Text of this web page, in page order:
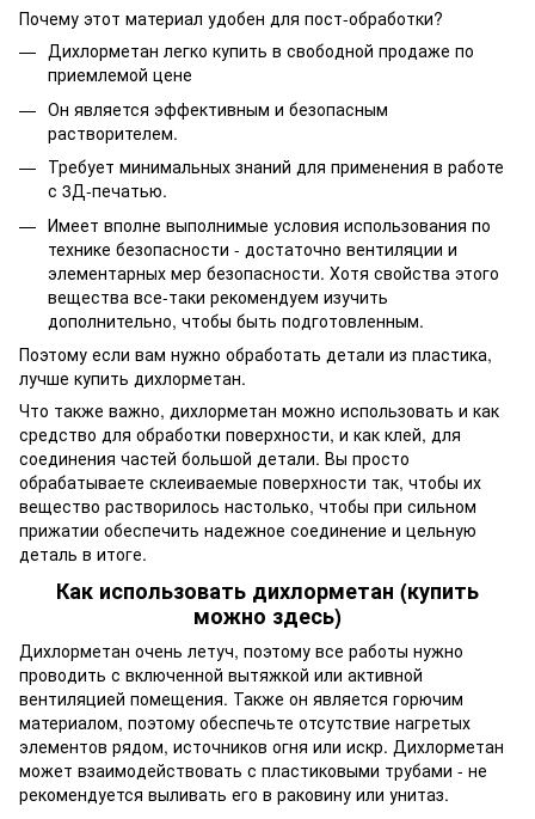
Почему этот материал удобен для пост-обработки?
Дихлорметан легко купить в свободной продаже по
приемлемой цене
Он является эффективным и безопасным
растворителем.
Требует минимальных знаний для применения в работе
с 3Д-печатью.
Имеет вполне выполнимые условия использования по
технике безопасности - достаточно вентиляции и
элементарных мер безопасности. Хотя свойства этого
вещества все-таки рекомендуем изучить
дополнительно, чтобы быть подготовленным.
Поэтому если вам нужно обработать детали из пластика,
лучше купить дихлорметан.
Что также важно, дихлорметан можно использовать и как
средство для обработки поверхности, и как клей, для
соединения частей большой детали. Вы просто
обрабатываете склеиваемые поверхности так, чтобы их
вещество растворилось настолько, чтобы при сильном
прижатии обеспечить надежное соединение и цельную
деталь в итоге.
Как использовать дихлорметан (купить
можно здесь)
Дихлорметан очень летуч, поэтому все работы нужно
проводить с включенной вытяжкой или активной
вентиляцией помещения. Также он является горючим
материалом, поэтому обеспечьте отсутствие нагретых
элементов рядом, источников огня или искр. Дихлорметан
может взаимодействовать с пластиковыми трубами - не
рекомендуется выливать его в раковину или унитаз.